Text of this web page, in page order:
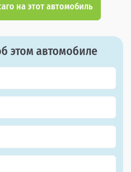
на этот автомобиль
этом автомобиле